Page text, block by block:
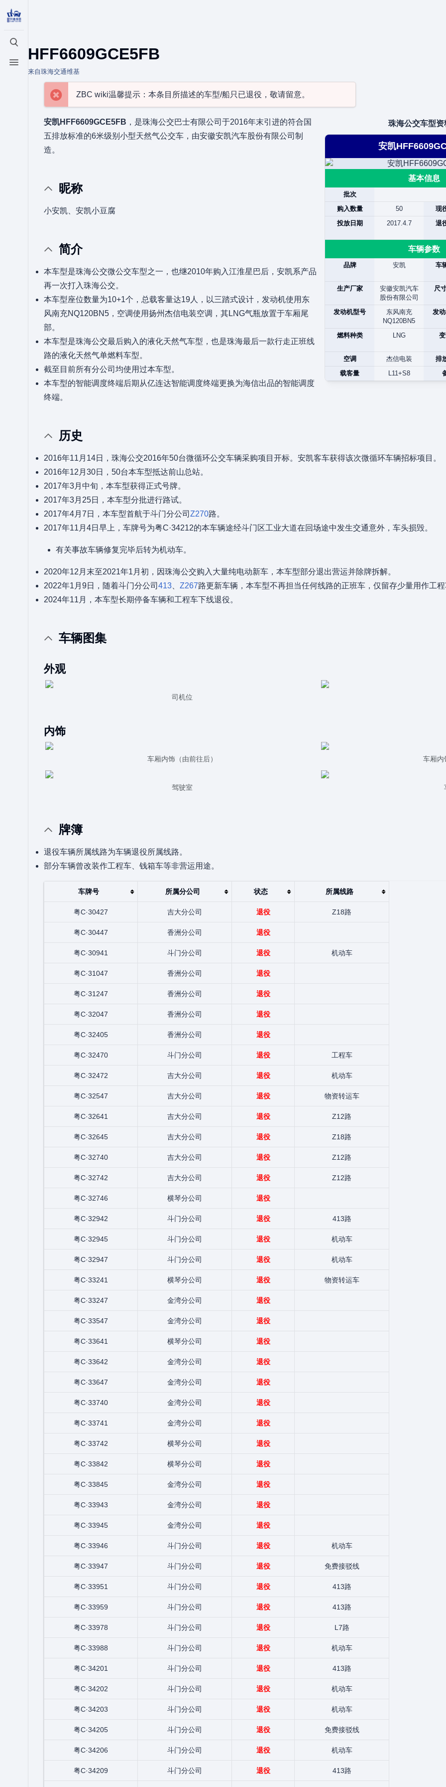
打开/关闭搜索
打开/关闭菜单
HFF6609GCE5FB
来自珠海交通维基
ZBC wiki温馨提示：本条目所描述的车型/船只已退役，敬请留意。
珠海公交车型资
安凯
基本信息
批次
购入数量
50
现
投放日期
2017.4.7 退
车辆参数
品牌 安凯 车
生产厂家
安徽安凯汽车
股份有限公司
尺
发动机型号
东风南充
NQ120BN5
发
燃料种类 LNG
空调 杰信电装
排
载客量
L11+S8
安凯HFF6609GCE5FB ，是珠海公交巴士有限公司于2016年末引进的符合国
五排放标准的6米级别小型天然气公交车，由安徽安凯汽车股份有限公司制
造。
昵称
小安凯、安凯小豆腐
简介
本车型是珠海公交微公交车型之一，也继2010年购入江淮星巴后，安凯系产品
再一次打入珠海公交。
本车型座位数量为10+1个，总载客量达19人，以三踏式设计，发动机使用东
风南充NQ120BN5，空调使用扬州杰信电装空调，其LNG气瓶放置于车厢尾
部。
本车型是珠海公交最后购入的液化天然气车型，也是珠海最后一款行走正班线
路的液化天然气单燃料车型。
截至目前所有分公司均使用过本车型。
本车型的智能调度终端后期从亿连达智能调度终端更换为海信出品的智能调度
终端。
历史
2016年11月14日，珠海公交2016年50台微循环公交车辆采购项目开标。安凯客车获得该次微循环车辆招标项目。
2016年12月30日，50台本车型抵达前山总站。
2017年3月中旬，本车型获得正式号牌。
2017年3月25日，本车型分批进行路试。
2017年4月7日，本车型首航于斗门分公司 Z270路。
2017年11月4日早上，车牌号为粤C·34212的本车辆途经斗门区工业大道在回场途中发生交通意外，车头损毁。
有关事故车辆修复完毕后转为机动车。
2020年12月末至2021年1月初，因珠海公交购入大量纯电动新车，本车型部分退出营运并除牌拆解。
2022年1月9日，随着斗门分公司 413 Z267路更新车辆，本车型不再担当任何线路的正班车，仅留存少量用作工
2024年11月，本车型长期停备车辆和工程车下线退役。
车辆图集
外观
司机位
内饰
车厢内饰（由前往后） 车厢内
驾驶室
牌簿
退役车辆所属线路为车辆退役所属线路。
部分车辆曾改装作工程车、钱箱车等非营运用途。
车牌号 所属分公司 状态 所属线路
粤C·30427 吉大分公司 退役 Z18路
粤C·30447 香洲分公司 退役
粤C·30941 斗门分公司 退役 机动车
粤C·31047 香洲分公司 退役
粤C·31247 香洲分公司 退役
粤C·32047 香洲分公司 退役
粤C·32405 香洲分公司 退役
粤C·32470 斗门分公司 退役 工程车
粤C·32472 吉大分公司 退役 机动车
粤C·32547 吉大分公司 退役 物资转运车
粤C·32641 吉大分公司 退役 Z12路
粤C·32645 吉大分公司 退役 Z18路
粤C·32740 吉大分公司 退役 Z12路
粤C·32742 吉大分公司 退役 Z12路
粤C·32746 横琴分公司 退役
粤C·32942 斗门分公司 退役 413路
粤C·32945 斗门分公司 退役 机动车
粤C·32947 斗门分公司 退役 机动车
粤C·33241 横琴分公司 退役 物资转运车
粤C·33247 金湾分公司 退役
粤C·33547 金湾分公司 退役
粤C·33641 横琴分公司 退役
粤C·33642 金湾分公司 退役
粤C·33647 金湾分公司 退役
粤C·33740 金湾分公司 退役
粤C·33741 金湾分公司 退役
粤C·33742 横琴分公司 退役
粤C·33842 横琴分公司 退役
粤C·33845 金湾分公司 退役
粤C·33943 金湾分公司 退役
粤C·33945 金湾分公司 退役
粤C·33946 斗门分公司 退役 机动车
粤C·33947 斗门分公司 退役 免费接驳线
粤C·33951 斗门分公司 退役 413路
粤C·33959 斗门分公司 退役 413路
粤C·33978 斗门分公司 退役 L7路
粤C·33988 斗门分公司 退役 机动车
粤C·34201 斗门分公司 退役 413路
粤C·34202 斗门分公司 退役 机动车
粤C·34203 斗门分公司 退役 机动车
粤C·34205 斗门分公司 退役 免费接驳线
粤C·34206 斗门分公司 退役 机动车
粤C·34209 斗门分公司 退役 413路